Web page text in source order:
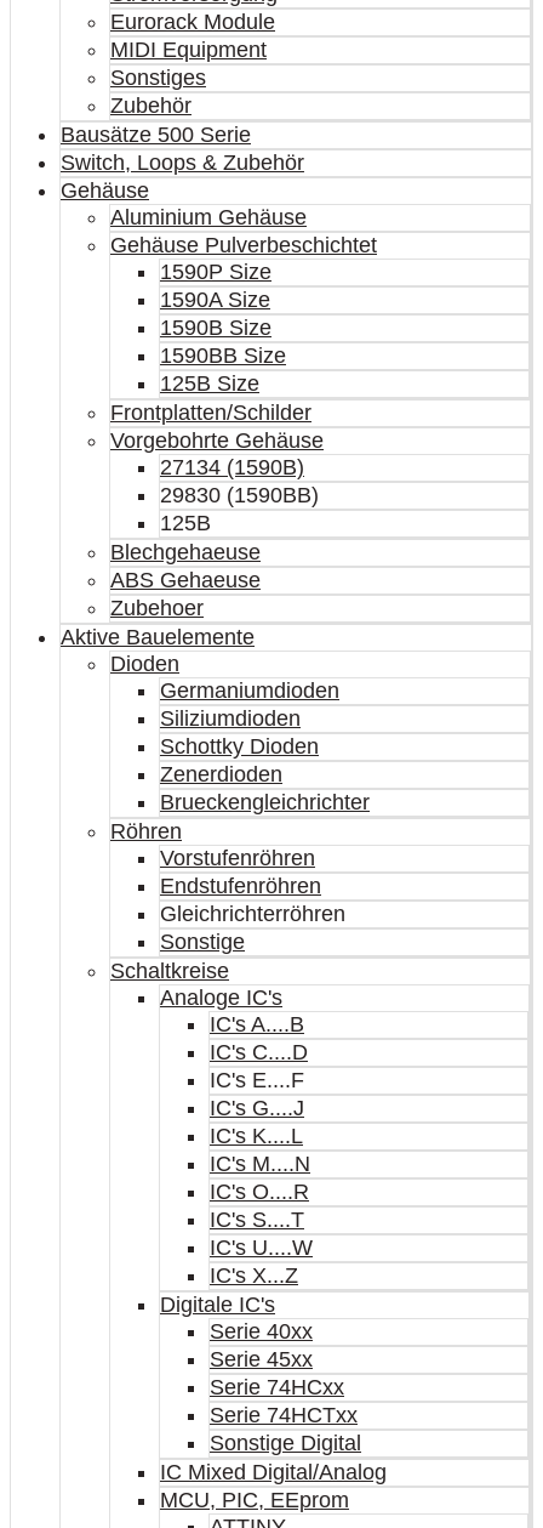
Eurorack Module
MIDI Equipment
Sonstiges
Zubehör
Bausätze 500 Serie
Switch, Loops & Zubehör
Gehäuse
Aluminium Gehäuse
Gehäuse Pulverbeschichtet
1590P Size
1590A Size
1590B Size
1590BB Size
125B Size
Frontplatten/Schilder
Vorgebohrte Gehäuse
27134 (1590B)
29830 (1590BB)
125B
Blechgehaeuse
ABS Gehaeuse
Zubehoer
Aktive Bauelemente
Dioden
Germaniumdioden
Siliziumdioden
Schottky Dioden
Zenerdioden
Brueckengleichrichter
Röhren
Vorstufenröhren
Endstufenröhren
Gleichrichterröhren
Sonstige
Schaltkreise
Analoge IC's
IC's A....B
IC's C....D
IC's E....F
IC's G....J
IC's K....L
IC's M....N
IC's O....R
IC's S....T
IC's U....W
IC's X...Z
Digitale IC's
Serie 40xx
Serie 45xx
Serie 74HCxx
Serie 74HCTxx
Sonstige Digital
IC Mixed Digital/Analog
MCU, PIC, EEprom